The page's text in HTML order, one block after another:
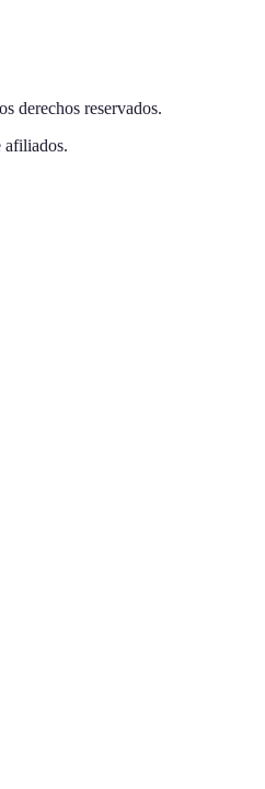
derechos reservados.
afiliados.